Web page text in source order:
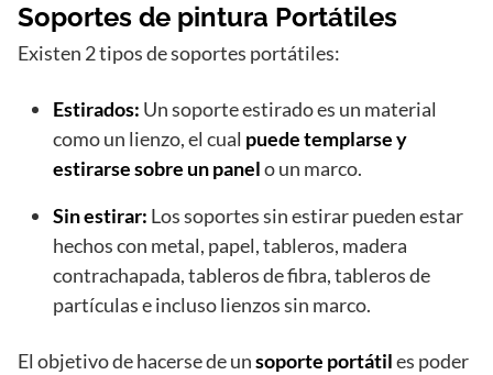
Soportes de pintura Portátiles
Existen 2 tipos de soportes portátiles:
Estirados: Un soporte estirado es un material
como un lienzo, el cual puede templarse y
estirarse sobre un panelo un marco.
Sin estirar: Los soportes sin estirar pueden estar
hechos con metal, papel, tableros, madera
contrachapada, tableros de fibra, tableros de
partículas e incluso lienzos sin marco.
El objetivo de hacerse de unsoporte portátiles poder